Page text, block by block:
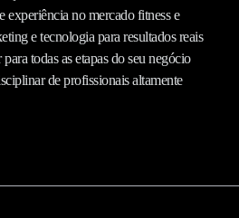
experiência no mercado fitness e
e tecnologia para resultados reais
todas as etapas do seu negócio
de profissionais altamente